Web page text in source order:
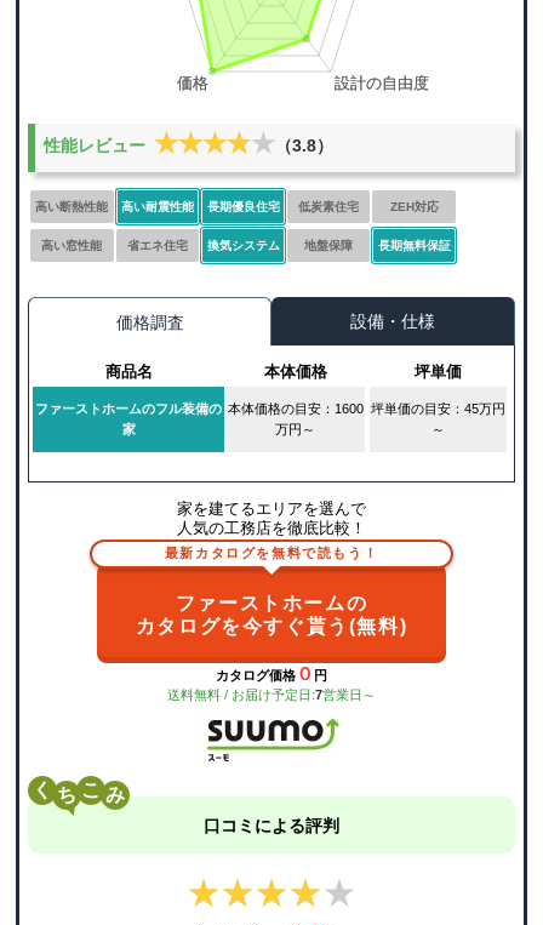
性能レビュー ★★★★★
★★★★★ （3.8）
高い断熱性能 高い耐震性能 長期優良住宅 低炭素住宅 ZEH対応
高い窓性能 省エネ住宅 換気システム 地盤保障 長期無料保証
価格調査 設備・仕様
商品名 本体価格 坪単価
ファーストホームのフル装備の
家
本体価格の目安：1600
万円～
坪単価の目安：45万円
～
家を建てるエリアを選んで
人気の工務店を徹底比較！
最新カタログを無料で読もう！
ファーストホームの
カタログを今すぐ貰う(無料)
カタログ価格 ０ 円
送料無料 / お届け予定日:7営業日～
く こ
口コミによる評判
★★★★★
★★★★★